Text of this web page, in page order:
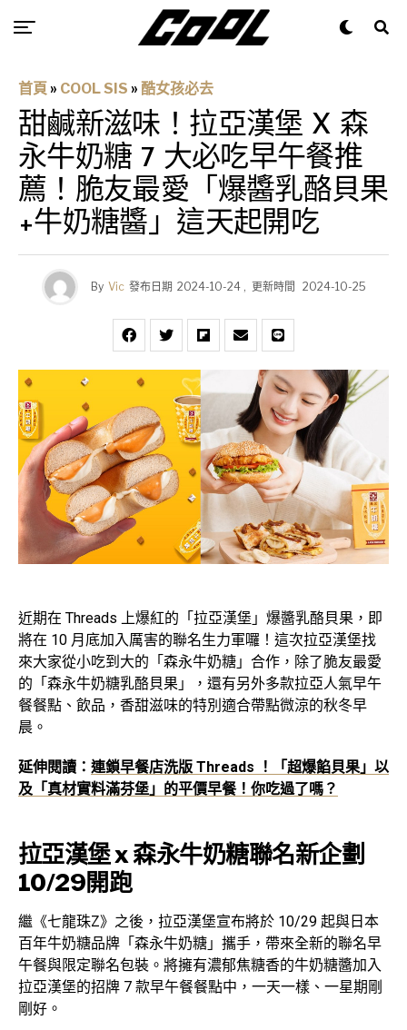
首頁 » COOL SIS » 酷女孩必去
甜鹹新滋味！拉亞漢堡 X 森
永牛奶糖 7 大必吃早午餐推
薦！脆友最愛「爆醬乳酪貝果
+牛奶糖醬」這天起開吃
By Vic 發布日期 2024-10-24, 更新時間 2024-10-25
近期在 Threads 上爆紅的「拉亞漢堡」爆醬乳酪貝果，即
將在 10 月底加入厲害的聯名生力軍囉！這次拉亞漢堡找
來大家從小吃到大的「森永牛奶糖」合作，除了脆友最愛
的「森永牛奶糖乳酪貝果」，還有另外多款拉亞人氣早午
餐餐點、飲品，香甜滋味的特別適合帶點微涼的秋冬早
晨。
延伸閱讀： 連鎖早餐店洗版 Threads ！「超爆餡貝果」以
及「真材實料滿芬堡」的平價早餐！你吃過了嗎？
拉亞漢堡 x 森永牛奶糖聯名新企劃
10/29開跑
繼《七龍珠Z》之後，拉亞漢堡宣布將於 10/29 起與日本
百年牛奶糖品牌「森永牛奶糖」攜手，帶來全新的聯名早
午餐與限定聯名包裝。將擁有濃郁焦糖香的牛奶糖醬加入
拉亞漢堡的招牌 7 款早午餐餐點中，一天一樣、一星期剛
剛好。